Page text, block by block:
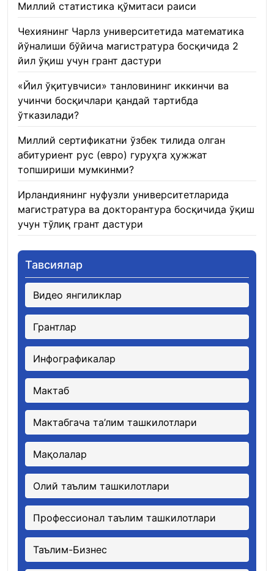
Миллий статистика қўмитаси раиси
Чехиянинг Чарлз университетида математика
йўналиши бўйича магистратура босқичида 2
йил ўқиш учун грант дастури
«Йил ўқитувчиси» танловининг иккинчи ва
учинчи босқичлари қандай тартибда
ўтказилади?
Миллий сертификатни ўзбек тилида олган
абитуриент рус (евро) гуруҳга ҳужжат
топшириши мумкинми?
Ирландиянинг нуфузли университетларида
магистратура ва докторантура босқичида ўқиш
учун тўлиқ грант дастури
Тавсиялар
Видео янгиликлар
Грантлар
Инфографикалар
Мактаб
Мактабгача та’лим ташкилотлари
Мақолалар
Олий таълим ташкилотлари
Профессионал таълим ташкилотлари
Таълим-Бизнес